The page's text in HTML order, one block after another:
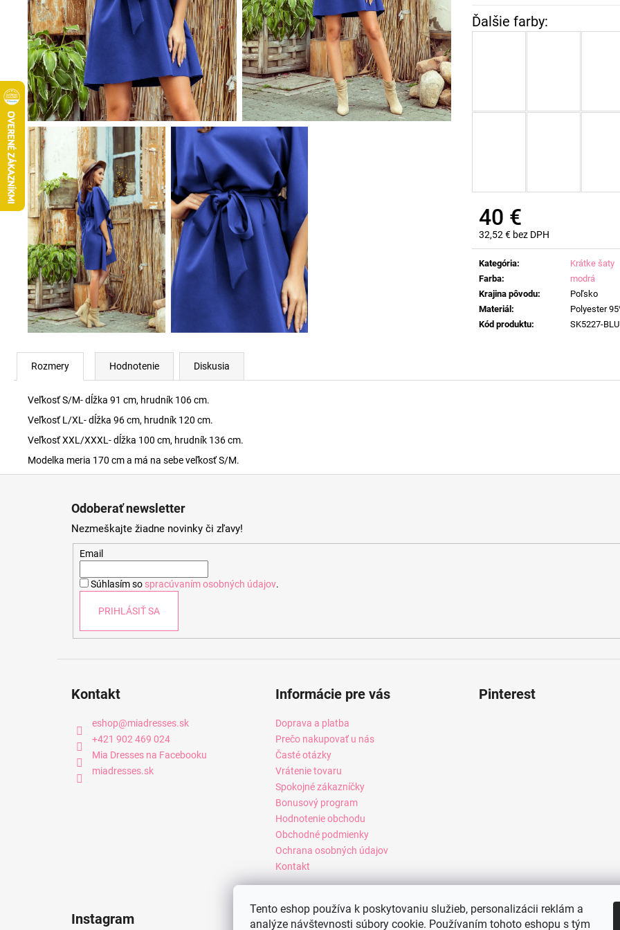
Tento eshop používa k poskytovaniu služieb, personalizácii reklám a
analýze návštevnosti súbory cookie. Používaním tohoto eshopu s tým
40 €
32,52 € bez DPH
Jednotková
cena:
Kategória:
Krátke šaty
Farba:
modrá
Krajina pôvodu:
Poľsko
Materiál:
Polyester
Kód produktu: SK5227-
Rozmery Hodnotenie Diskusia
Veľkosť S/M- dĺžka 91 cm, hrudník 106 cm.
Veľkosť L/XL- dĺžka 96 cm, hrudník 120 cm.
Veľkosť XXL/XXXL- dĺžka 100 cm, hrudník 136 cm.
Modelka meria 170 cm a má na sebe veľkosť S/M.
Odoberať newsletter
Nezmeškajte žiadne novinky či zľavy!
Email
Súhlasím so spracúvaním osobných údajov.
PRIHLÁSIŤ SA
Kontakt
eshop@miadresses.sk
+421 902 469 024
Mia Dresses na Facebooku
miadresses.sk
Informácie pre vás
Doprava a platba
Prečo nakupovať u nás
Časté otázky
Vrátenie tovaru
Spokojné zákazníčky
Bonusový program
Hodnotenie obchodu
Obchodné podmienky
Ochrana osobných údajov
Kontakt
Pinterest
Instagram